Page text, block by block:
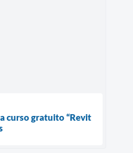
curso gratuito “Revit